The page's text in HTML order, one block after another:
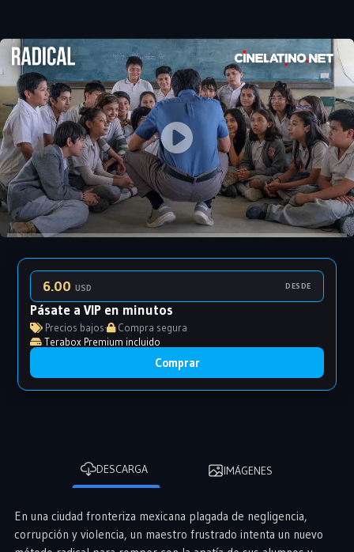
6.00USD DESDE
Pásate a VIP en minutos
Precios bajos·
Compra segura
Terabox Premium incluido
Comprar
DESCARGA IMÁGENES
En una ciudad fronteriza mexicana plagada de negligencia,
corrupción y violencia, un maestro frustrado intenta un nuevo